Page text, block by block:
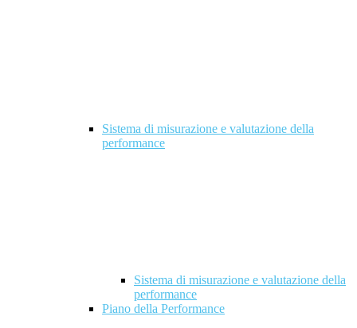
Sistema di misurazione e valutazione della
performance
Sistema di misurazione e valutazione della
performance
Piano della Performance